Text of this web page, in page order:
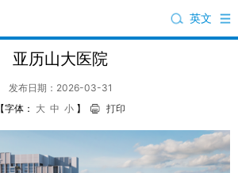
英文
亚历山大医院
发布日期：2026-03-31
【字体： 大 中 小 】 打印